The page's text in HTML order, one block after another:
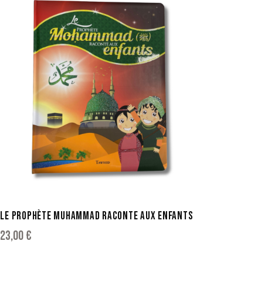
LE PROPHÈTE MUHAMMAD RACONTE AUX ENFANTS
23,00€